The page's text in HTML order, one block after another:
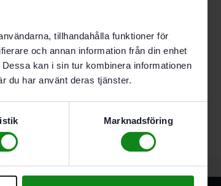
tillhandahålla funktioner för
och annan information från din enhet
kan i sin tur kombinera informationen
du har använt deras tjänster.
Marknadsföring